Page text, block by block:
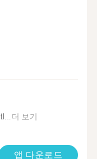
더 보기
앱 다운로드